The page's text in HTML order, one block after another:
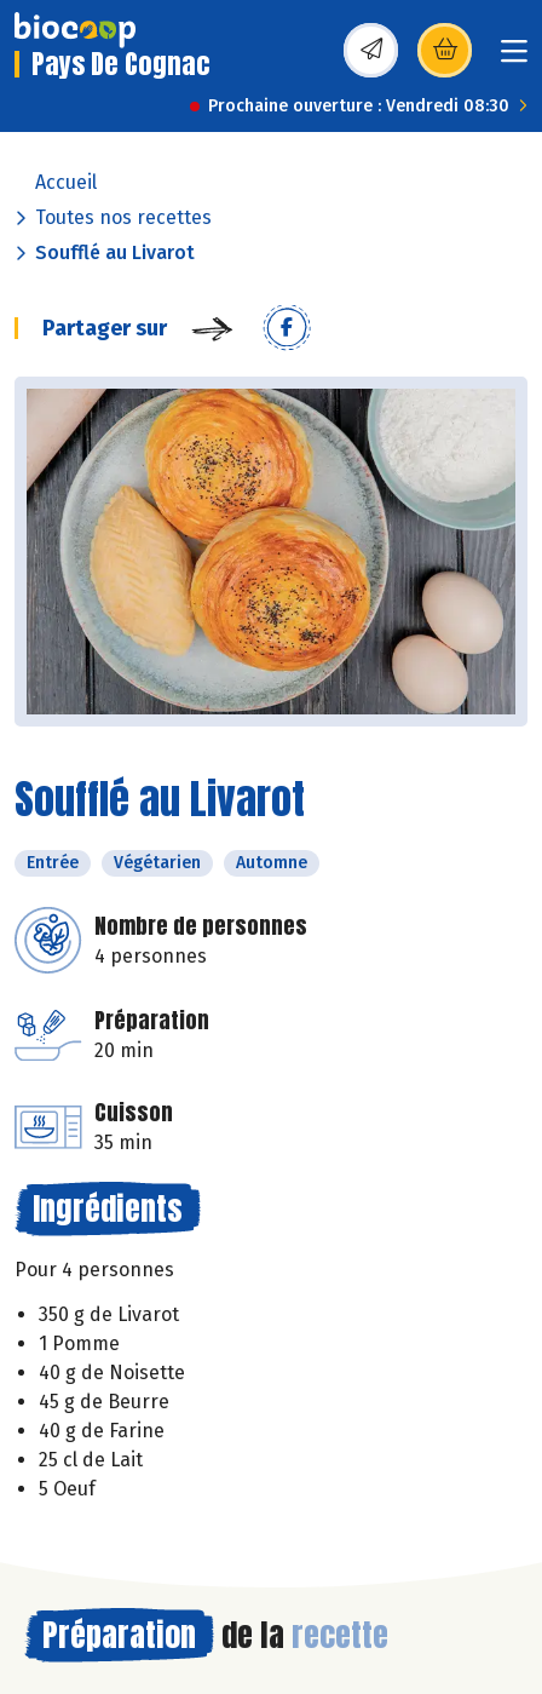
Pays De Cognac (s’ouvre dans une
Prochaine ouverture : Vendredi 08:30
Accueil
Toutes nos recettes
Soufflé au Livarot
Partager sur
Soufflé au Livarot
Entrée Végétarien Automne
Nombre de personnes
4 personnes
Préparation
20 min
Cuisson
35 min
Ingrédients
Pour 4 personnes
350 g de Livarot
1 Pomme
40 g de Noisette
45 g de Beurre
40 g de Farine
25 cl de Lait
5 Oeuf
Préparation de la recette